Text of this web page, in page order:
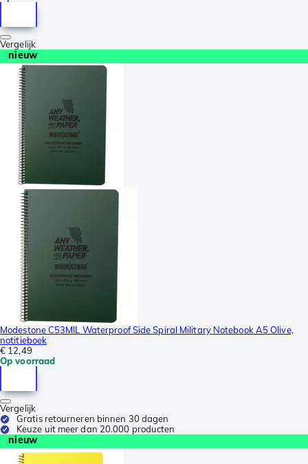
Vergelijk
nieuw
Modestone C53MIL Waterproof Side Spiral Military Notebook A5 Olive,
notitieboek
€ 12,49
Op voorraad
Vergelijk
Gratis retourneren binnen 30 dagen
Keuze uit meer dan 20.000 producten
nieuw